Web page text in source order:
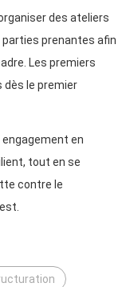
des ateliers
prenantes afin
Les premiers
le premier
en
tout en se
contre le